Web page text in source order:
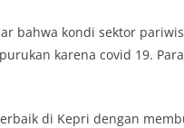
bahwa kondi sektor
karena covid 19.
di Kepri dengan